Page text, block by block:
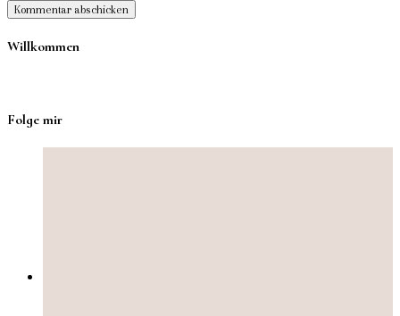
Willkommen
Folge mir